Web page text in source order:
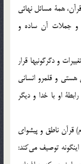
همة‌ مسائل‌ نهائي‌
و جملات‌ آن‌ ساده‌ و
و دگرگونيها قرار
هستي‌ و قلمرو انساني‌
او با خدا و ديگر
قرآن‌ ناطق‌ و پيشواي‌
توصيف‌ مي‌كند: